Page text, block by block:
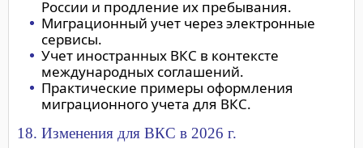
России и продление их пребывания.
Миграционный учет через электронные
сервисы.
Учет иностранных ВКС в контексте
международных соглашений.
Практические примеры оформления
миграционного учета для ВКС.
18. Изменения для ВКС в 2026 г.